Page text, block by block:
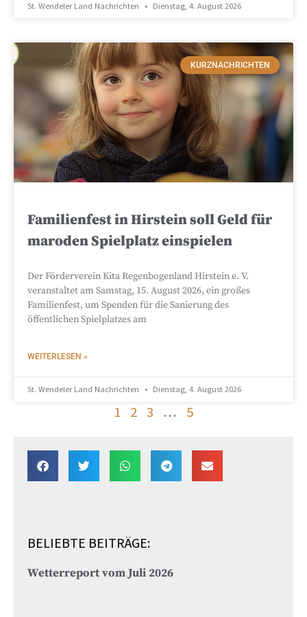
St. Wendeler Land Nachrichten Dienstag, 4. August 2026
KURZNACHRICHTEN
Familienfest in Hirstein soll Geld für
maroden Spielplatz einspielen
Der Förderverein Kita Regenbogenland Hirstein e. V.
veranstaltet am Samstag, 15. August 2026, ein großes
Familienfest, um Spenden für die Sanierung des
öffentlichen Spielplatzes am
WEITERLESEN »
St. Wendeler Land Nachrichten Dienstag, 4. August 2026
1 2 3 … 5
BELIEBTE BEITRÄGE:
Wetterreport vom Juli 2026